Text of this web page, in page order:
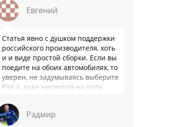
Евгений
Статья явно с душком поддержки
российского производителя, хоть
и и виде простой сборки. Если вы
поедите на обоих автомобилях, то
уверен, не задумываясь выберите
Рав 4, даже несмотря на полу
Радмир